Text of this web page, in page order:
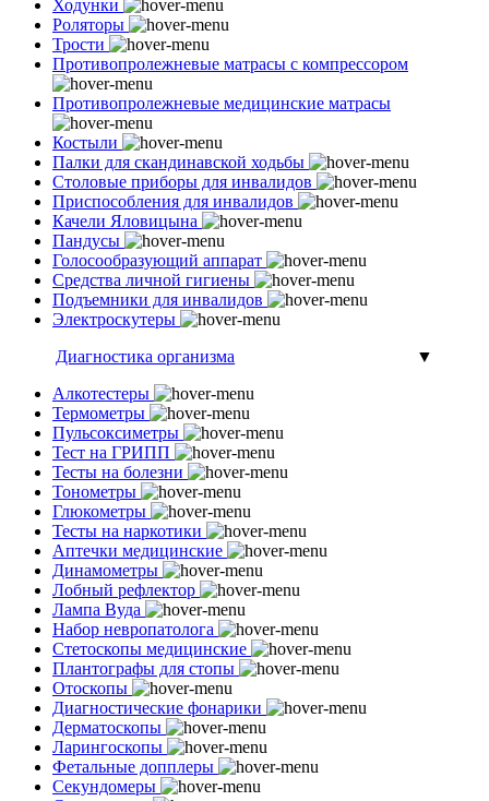
Ходунки
Роляторы
Трости
Противопролежневые матрасы с компрессором
Противопролежневые медицинские матрасы
Костыли
Палки для скандинавской ходьбы
Столовые приборы для инвалидов
Приспособления для инвалидов
Качели Яловицына
Пандусы
Голосообразующий аппарат
Средства личной гигиены
Подъемники для инвалидов
Электроскутеры
Диагностика организма
▼
Алкотестеры
Термометры
Пульсоксиметры
Тест на ГРИПП
Тесты на болезни
Тонометры
Глюкометры
Тесты на наркотики
Аптечки медицинские
Динамометры
Лобный рефлектор
Лампа Вуда
Набор невропатолога
Стетоскопы медицинские
Плантографы для стопы
Отоскопы
Диагностические фонарики
Дерматоскопы
Ларингоскопы
Фетальные допплеры
Секундомеры